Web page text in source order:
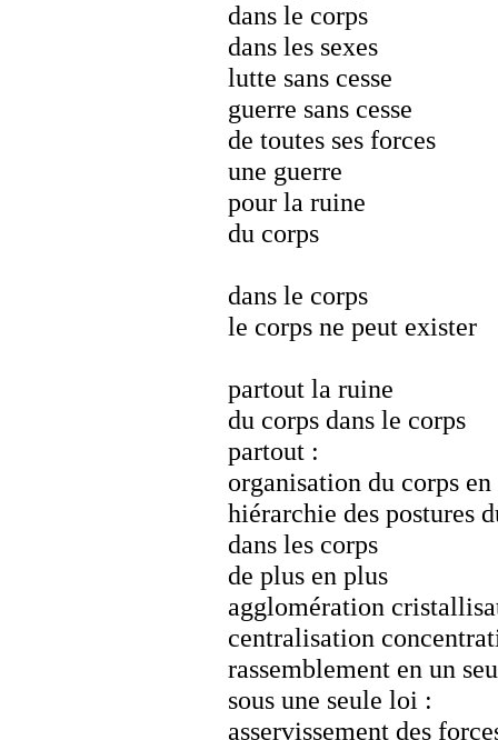
dans le corps
dans les sexes
lutte sans cesse
guerre sans cesse
de toutes ses forces
une guerre
pour la ruine
du corps
dans le corps
le corps ne peut exister
partout la ruine
du corps dans le corps
partout :
organisation du corps
hiérarchie des postures
dans les corps
de plus en plus
agglomération
centralisation
rassemblement en un
sous une seule loi :
asservissement des